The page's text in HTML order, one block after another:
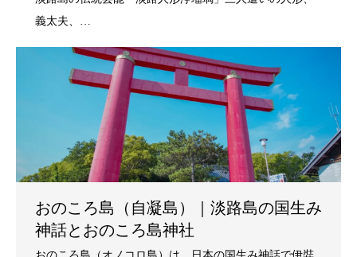
おのころ島（自凝島）｜淡路島の国生み
神話とおのころ島神社